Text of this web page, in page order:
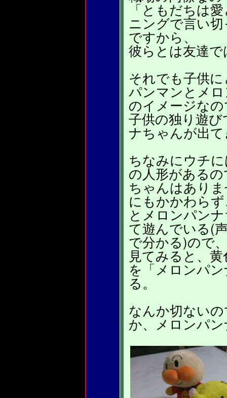
「ともだちは
ニングで言い
ですから、
彼らとは友達
それでも子供
パンマンとメ
のイメージな
子供の独り遊
ナちゃんが出
ちなみにウチ
の人形がある
ちゃんはあり
にもかかわら
とメロンパン
て遊んでいる(
で分かる)ので
見てみると、
を「メロンパ
る。
なんか切ない
か、メロンパ